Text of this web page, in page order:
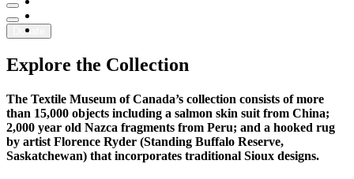
Youtube
Donate
Explore the Collection
The Textile Museum of Canada’s collection consists of more
than 15,000 objects including a salmon skin suit from China;
2,000 year old Nazca fragments from Peru; and a hooked rug
by artist Florence Ryder (Standing Buffalo Reserve,
Saskatchewan) that incorporates traditional Sioux designs.